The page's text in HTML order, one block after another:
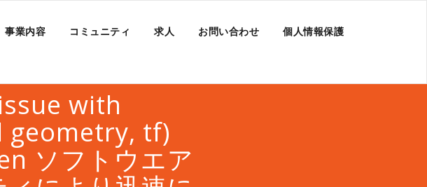
事業内容 コミュニティ 求人 お問い合わせ 個人情報保護
with
geometry, tf)
ソフトウエア